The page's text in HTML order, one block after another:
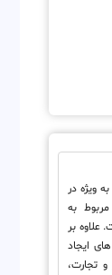
ویژه در
به
بر
ایجاد
تجارت،